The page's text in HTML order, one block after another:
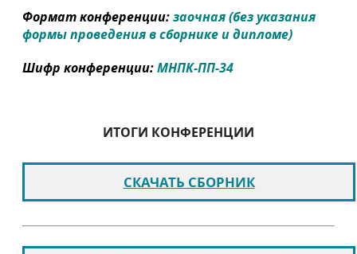
Формат конференции:заочная (без указания
формы проведения в сборнике и дипломе)
Шифр конференции:МНПК-ПП-34
ИТОГИ КОНФЕРЕНЦИИ
СКАЧАТЬ СБОРНИК